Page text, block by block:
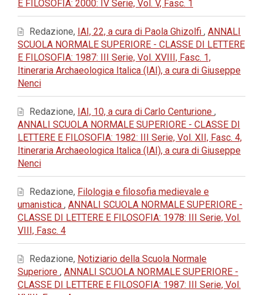
E FILOSOFIA: 2000: IV Serie, Vol. V, Fasc. 1
Redazione, IAI, 22, a cura di Paola Ghizolfi , ANNALI
SCUOLA NORMALE SUPERIORE - CLASSE DI LETTERE
E FILOSOFIA: 1987: III Serie, Vol. XVIII, Fasc. 1,
Itineraria Archaeologica Italica (IAI), a cura di Giuseppe
Nenci
Redazione, IAI, 10, a cura di Carlo Centurione ,
ANNALI SCUOLA NORMALE SUPERIORE - CLASSE DI
LETTERE E FILOSOFIA: 1982: III Serie, Vol. XII, Fasc. 4,
Itineraria Archaeologica Italica (IAI), a cura di Giuseppe
Nenci
Redazione, Filologia e filosofia medievale e
umanistica , ANNALI SCUOLA NORMALE SUPERIORE -
CLASSE DI LETTERE E FILOSOFIA: 1978: III Serie, Vol.
VIII, Fasc. 4
Redazione, Notiziario della Scuola Normale
Superiore , ANNALI SCUOLA NORMALE SUPERIORE -
CLASSE DI LETTERE E FILOSOFIA: 1987: III Serie, Vol.